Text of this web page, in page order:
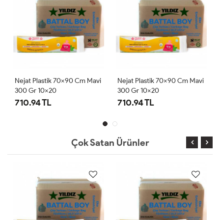
Cm Mavi
Nejat Plastik 70x90 Cm Mavi
Nejat Plastik
Çok Satan Ürünler